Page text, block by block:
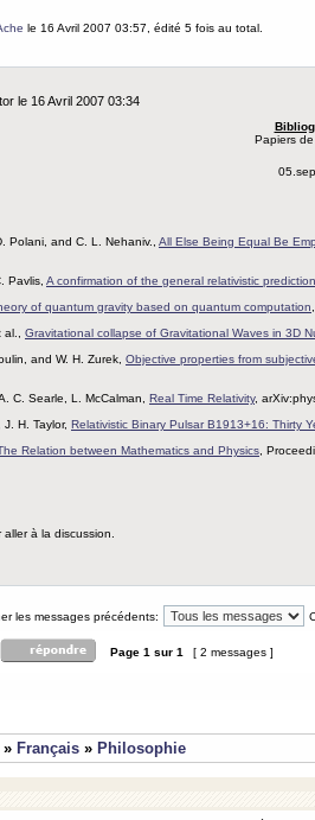
le 16 Avril 2007 03:57, édité 5 fois au total.
le 16 Avril 2007 03:34
Papiers
Polani, and C. L. Nehaniv., All Else Being Equal Be
Pavlis, A confirmation of the general relativistic
of quantum gravity based on quantum computation
al., Gravitational collapse of Gravitational Waves in 3D
and W. H. Zurek, Objective properties from
C. Searle, L. McCalman, Real Time Relativity,
H. Taylor, Relativistic Binary Pulsar B1913+16: Thirty
Relation between Mathematics and Physics ,
aller à la discussion.
les messages précédents:
Page 1 sur 1 [ 2 messages ]
» Français » Philosophie